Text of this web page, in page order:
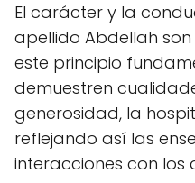
El carácter y la
apellido Abdellah
este principio
demuestren
generosidad, la
reflejando así las
interacciones con los